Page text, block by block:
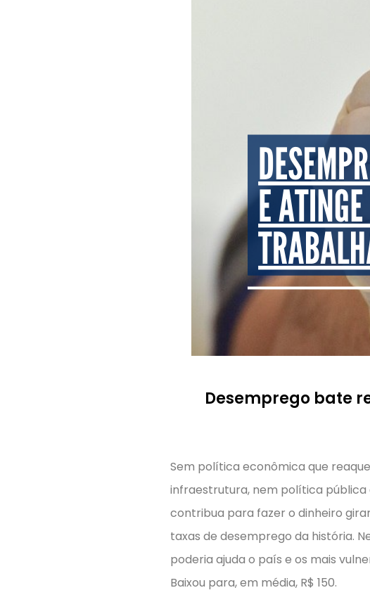
Desemprego bate
Sem política econômica que
infraestrutura, nem política
contribua para fazer o dinheiro
taxas de desemprego da história.
poderia ajuda o país e os mais
Baixou para, em média, R$ 150.